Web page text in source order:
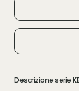
Descrizione serie